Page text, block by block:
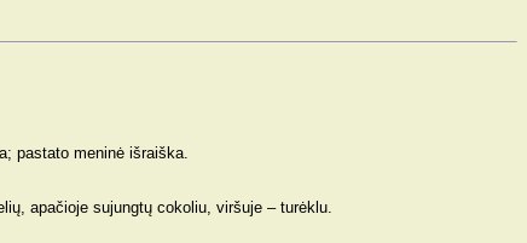
pastato meninė išraiška.
apačioje sujungtų cokoliu, viršuje – turėklu.